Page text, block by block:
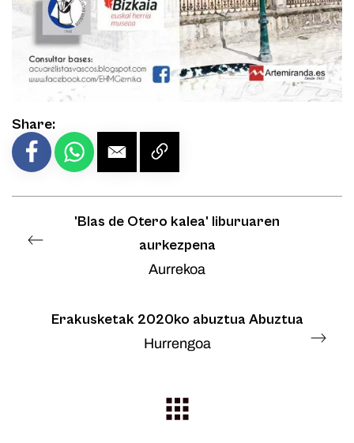
Share:
'Blas de Otero kalea' liburuaren
aurkezpena
Aurrekoa
Erakusketak 2020ko abuztua Abuztua
Hurrengoa